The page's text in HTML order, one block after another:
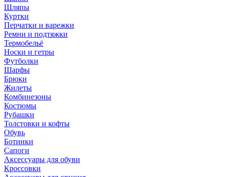
Шляпы
Куртки
Перчатки и варежки
Ремни и подтяжки
Термобельё
Носки и гетры
Футболки
Шарфы
Брюки
Жилеты
Комбинезоны
Костюмы
Рубашки
Толстовки и кофты
Обувь
Ботинки
Сапоги
Аксессуары для обуви
Кроссовки